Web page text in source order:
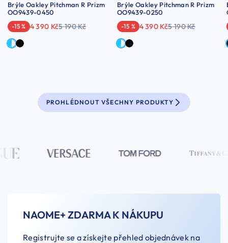
Brýle Oakley Pitchman R Prizm
OO9439-0450
-15 % 4 390 Kč5 190 Kč
Brýle Oakley Pitchman R Prizm
OO9439-0250
-15 % 4 390 Kč5 190 Kč
PROHLÉDNOUT VŠECHNY PRODUKTY
NAOME+ ZDARMA K NÁKUPU
Registrujte se a získejte přehled objednávek na